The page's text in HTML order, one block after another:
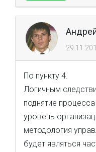
По пункту 4.
Логичным
поднятие
уровень
методология
будет являться